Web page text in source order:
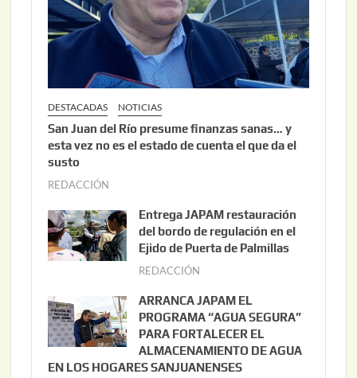
DESTACADAS NOTICIAS
San Juan del Río presume finanzas sanas… y
esta vez no es el estado de cuenta el que da el
susto
REDACCIÓN
o
s
t
3
,
2
0
Entrega JAPAM restauración
del bordo de regulación en el
Ejido de Puerta de Palmillas
REDACCIÓN
i
o
2
ARRANCA JAPAM EL
PROGRAMA “AGUA SEGURA”
PARA FORTALECER EL
ALMACENAMIENTO DE AGUA
EN LOS HOGARES SANJUANENSES